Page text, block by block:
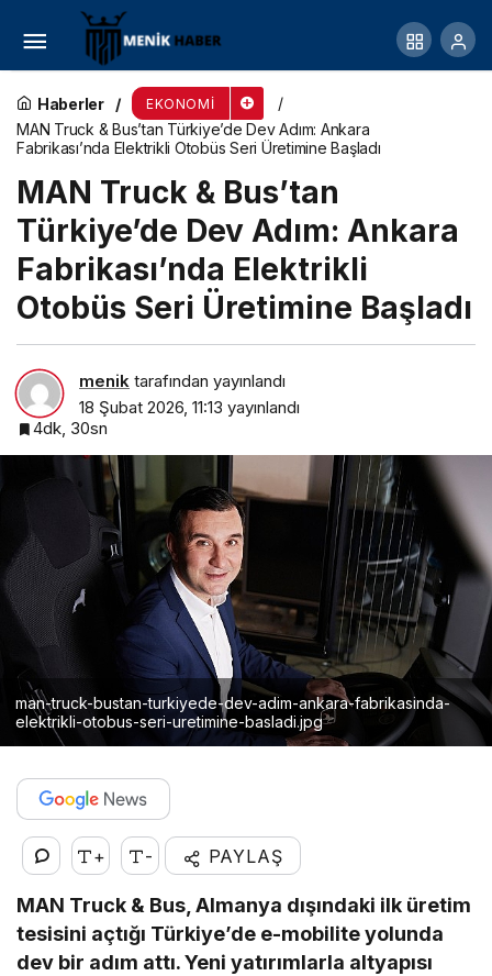
Haberler EKONOMI
MAN Truck & Bus’tan Türkiye’de Dev Adım: Ankara
Fabrikası’nda Elektrikli Otobüs Seri Üretimine Başladı
MAN Truck & Bus’tan
Türkiye’de Dev Adım: Ankara
Fabrikası’nda Elektrikli
Otobüs Seri Üretimine Başladı
menik tarafından yayınlandı
18 Şubat 2026, 11:13 yayınlandı
4dk, 30sn
man-truck-bustan-turkiyede-dev-adim-ankara-fabrikasinda-
elektrikli-otobus-seri-uretimine-basladi.jpg
+ - PAYLAŞ
MAN Truck & Bus, Almanya dışındaki ilk üretim
tesisini açtığı Türkiye’de e-mobilite yolunda
dev bir adım attı. Yeni yatırımlarla altyapısı
Gloria Özaltın Championship’te Kupalar
Sahiplerini Buldu